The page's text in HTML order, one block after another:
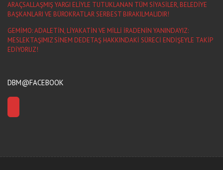
ARAÇSALLAŞMIŞ YARGI ELİYLE TUTUKLANAN TÜM SİYASİLER, BELEDİYE
BAŞKANLARI VE BÜROKRATLAR SERBEST BIRAKILMALIDIR!
GEMİMO: ADALETİN, LİYAKATİN VE MİLLİ İRADENİN YANINDAYIZ:
MESLEKTAŞIMIZ SİNEM DEDETAŞ HAKKINDAKİ SÜRECİ ENDİŞEYLE TAKİP
EDİYORUZ!
DBM@FACEBOOK